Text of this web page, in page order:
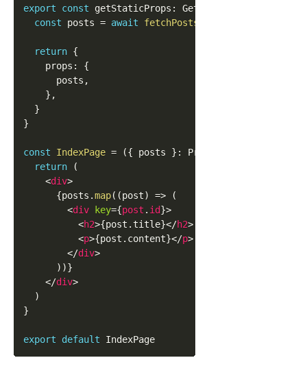
export const getStaticProps : GetStaticProps
const posts = await fetchPosts
return {
    props
:
{
      posts
,
} ,
}
}
const IndexPage = ({ posts } : Props
return
(
<div>
{posts .map( (post) =>
(
<div key={post . id}>
<h2>{post .title}</h2>
<p>{post . content}</p>
</div>
) )}
</div>
)
}
export default IndexPage